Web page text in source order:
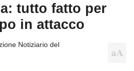
tutto fatto per
in attacco
Notiziario del